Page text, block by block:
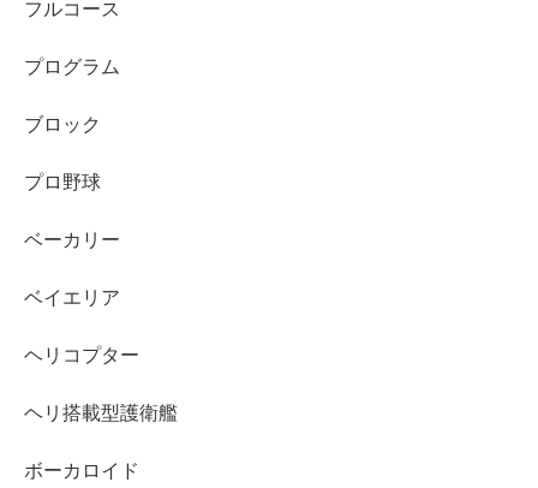
フルコース
プログラム
ブロック
プロ野球
ベーカリー
ベイエリア
ヘリコプター
ヘリ搭載型護衛艦
ボーカロイド